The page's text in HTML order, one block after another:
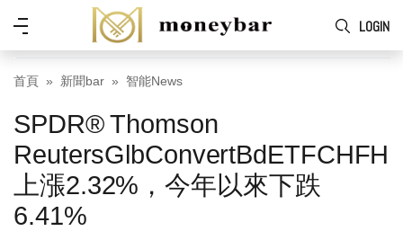
Skip to main content
LOGIN
功
能
表
首頁 新聞bar 智能News
SPDR® Thomson
ReutersGlbConvertBdETFCHFH
上漲2.32%，今年以來下跌
6.41%